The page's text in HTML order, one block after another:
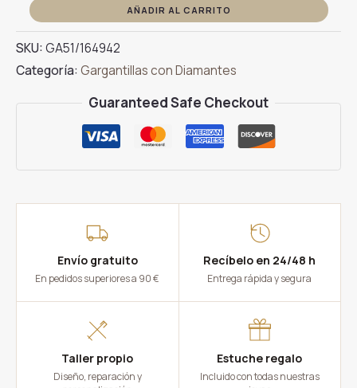
Gargantilla
Rosetón
Oro
Blanco
AÑADIR AL CARRITO
SKU:GA51/164942
Categoría:Gargantillas con Diamantes
Guaranteed Safe Checkout
Envío gratuito
En pedidos superiores a 90 €
Recíbelo en 24/48 h
Entrega rápida y segura
Taller propio
Diseño, reparación y
Estuche regalo
Incluido con todas nuestras